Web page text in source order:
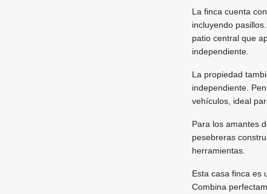
La finca cuenta
incluyendo
patio central que
independiente.
La propiedad
independiente.
vehículos, ideal
Para los amantes
pesebreras
herramientas.
Esta casa finca es
Combina